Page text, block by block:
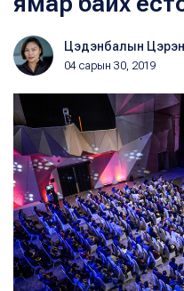
Цэдэнбалын
04 сарын 30, 2019